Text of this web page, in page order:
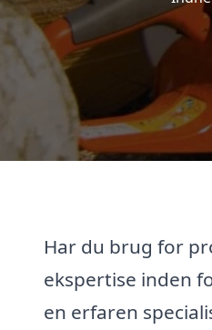
Har du brug for
ekspertise inden
en erfaren